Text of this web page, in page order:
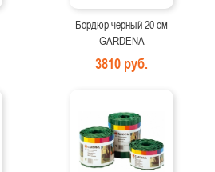
Бордюр черный 20 см
GARDENA
3810 руб.